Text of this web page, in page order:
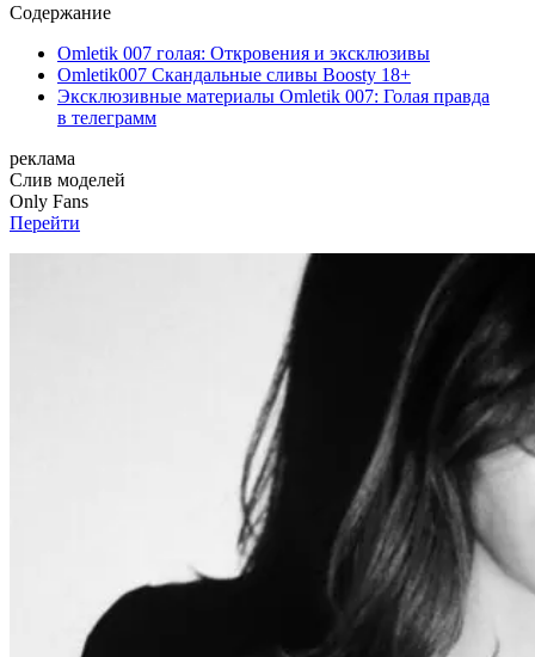
Содержание
Omletik 007 голая: Откровения и эксклюзивы
Omletik007 Скандальные сливы Boosty 18+
Эксклюзивные материалы Omletik 007: Голая правда
в телеграмм
реклама
Слив моделей
Only Fans
Перейти